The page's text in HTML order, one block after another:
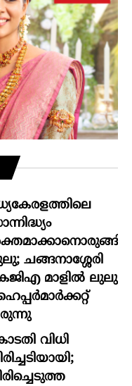
ചങ്ങനാശ്ശേരി
മാളിൽ ലുലു
വിധി